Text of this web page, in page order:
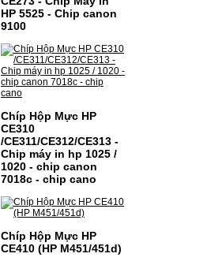
HP 5525 - Chip canon
9100
Chíp Hộp Mực HP
CE310
/CE311/CE312/CE313 -
Chip máy in hp 1025 /
1020 - chip canon
7018c - chip cano
Chíp Hộp Mực HP
CE410 (HP M451/451d)